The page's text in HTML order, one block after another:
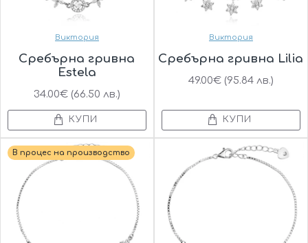
Виктория
Сребърна гривна
Estela
34.00€ (66.50 лв.)
КУПИ
Виктория
Сребърна гривна Lilia
49.00€ (95.84 лв.)
КУПИ
В процес на производство